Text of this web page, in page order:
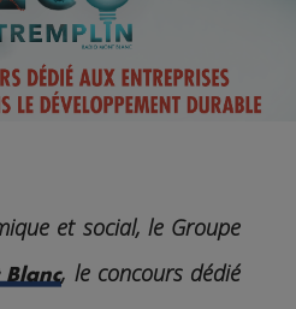
et social, le Groupe
Blanc, le concours dédié